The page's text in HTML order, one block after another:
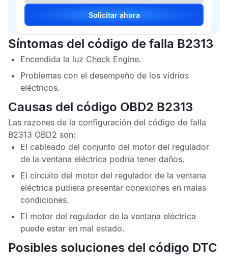
Solicitar ahora
Síntomas del código de falla B2313
Encendida la luz Check Engine.
Problemas con el desempeño de los vidrios
eléctricos.
Causas del código OBD2 B2313
Las razones de la configuración del código de falla
B2313 OBD2 son:
El cableado del conjunto del motor del regulador
de la ventana eléctrica podría tener daños.
El circuito del motor del regulador de la ventana
eléctrica pudiera presentar conexiones en malas
condiciones.
El motor del regulador de la ventana eléctrica
puede estar en mal estado.
Posibles soluciones del código DTC